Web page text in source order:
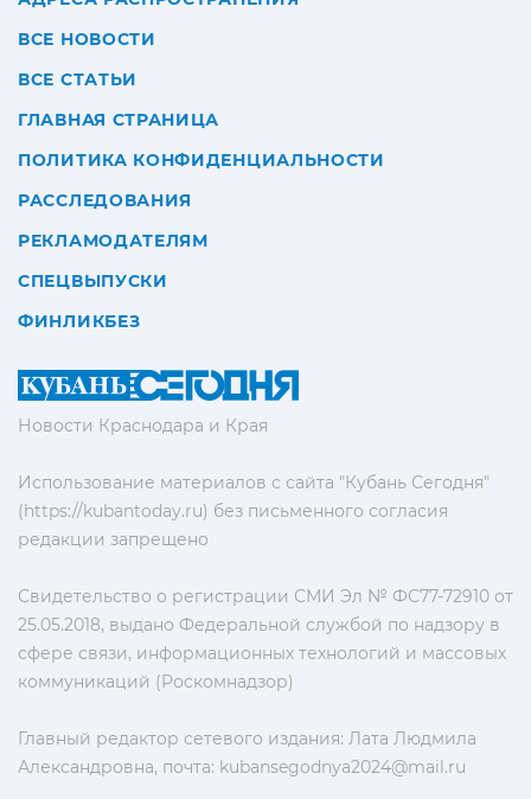
Новости Краснодара и Края
Использование материалов с сайта "Кубань Сегодня"
(https://kubantoday.ru) без письменного согласия
редакции запрещено
Свидетельство о регистрации СМИ Эл № ФС77-72910 от
25.05.2018, выдано Федеральной службой по надзору в
сфере связи, информационных технологий и массовых
коммуникаций (Роскомнадзор)
Главный редактор сетевого издания: Лата Людмила
Александровна, почта: kubansegodnya2024@mail.ru
ВСЕ НОВОСТИ
ВСЕ СТАТЬИ
ГЛАВНАЯ СТРАНИЦА
ПОЛИТИКА КОНФИДЕНЦИАЛЬНОСТИ
РАССЛЕДОВАНИЯ
РЕКЛАМОДАТЕЛЯМ
СПЕЦВЫПУСКИ
ФИНЛИКБЕЗ